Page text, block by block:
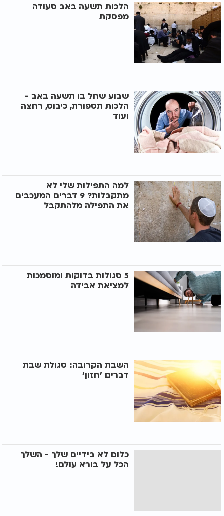
הלכות תשעה באב סעודה
מפסקת
שבוע שחל בו תשעה באב -
הלכות תספורת, כיבוס, רחצה
ועוד
למה התפילות שלי לא
מתקבלות? 9 דברים המעכבים
את התפילה מלהתקבל
5 סגולות בדוקות ומוסמכות
למציאת אבידה
השבת הקרובה: סגולת שבת
דברים ’חזון’
כלום לא בידיים שלך - השלך
הכל על בורא עולם!